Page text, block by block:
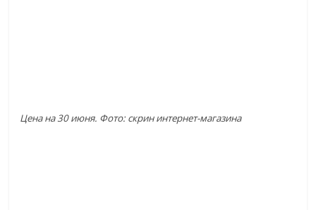
Цена на 30 июня. Фото: скрин интернет-магазина